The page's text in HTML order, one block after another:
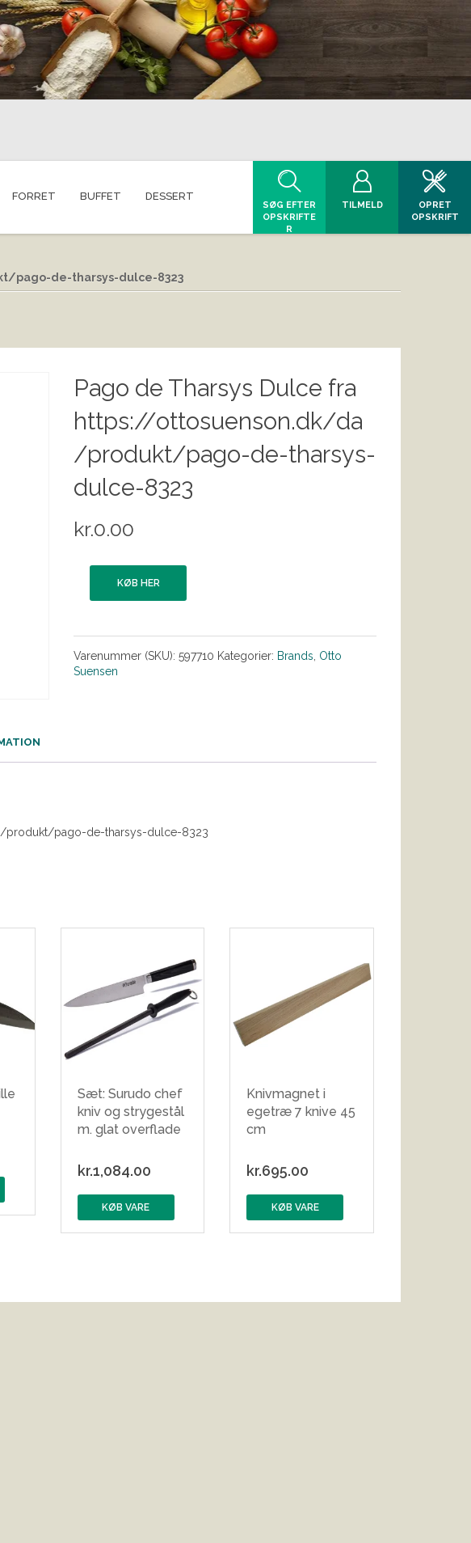
FORRET BUFFET DESSERT
SØG EFTER
OPSKRIFTE
R
TILMELD
OPRET
OPSKRIFT
pago-de-tharsys-dulce-8323
Pago de Tharsys Dulce fra
https://ottosuenson.dk/da
/produkt/pago-de-tharsys-
dulce-8323
kr.0.00
KØB HER
Varenummer (SKU): 597710 Kategorier: Brands Otto
Suensen
produkt/pago-de-tharsys-dulce-8323
Sæt: Surudo chef
kniv og strygestål
m. glat overflade
kr.1,084.00
KØB VARE
Knivmagnet i
egetræ 7 knive 45
cm
kr.695.00
KØB VARE